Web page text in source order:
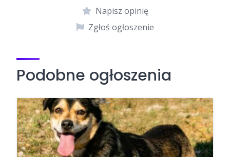
Napisz opinię
Zgłoś ogłoszenie
Podobne ogłoszenia